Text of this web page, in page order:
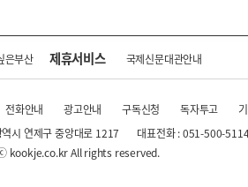
은부산 제휴서비스 국제신문대관안내
전화안내 광고안내 구독신청 독자투고
시 연제구 중앙대로 1217
대표전화 : 051-500-
kookje.co.kr All rights reserved.